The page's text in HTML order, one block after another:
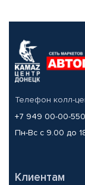
Телефон колл-
+7 949 00-00-550
Пн-Вс с 9.00 до
Клиентам